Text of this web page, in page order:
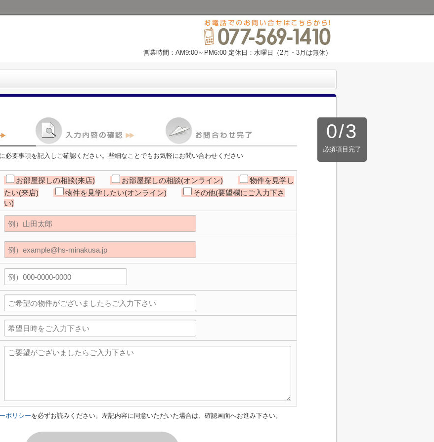
営業時間：AM9:00～PM6:00 定休日：水曜日（2月・3月は無休）
0/3
必須項目完了
必要事項を記入しご確認ください。些細なことでもお気軽にお問い合わせください
お部屋探しの相談(来店) お部屋探しの相談(オンライン)
物件を見学し
たい(来店)
物件を見学したい(オンライン)
その他(要望欄にご入力下さ
い)
ポリシーを必ずお読みください。左記内容に同意いただいた場合は、確認画面へお進み下さい。